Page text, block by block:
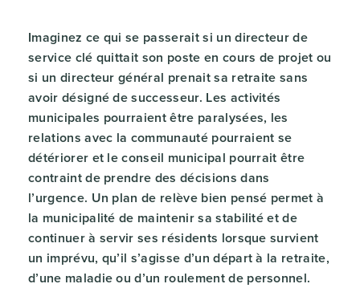
Imaginez ce qui se passerait si un directeur de
service clé quittait son poste en cours de projet ou
si un directeur général prenait sa retraite sans
avoir désigné de successeur. Les activités
municipales pourraient être paralysées, les
relations avec la communauté pourraient se
détériorer et le conseil municipal pourrait être
contraint de prendre des décisions dans
l’urgence. Un plan de relève bien pensé permet à
la municipalité de maintenir sa stabilité et de
continuer à servir ses résidents lorsque survient
un imprévu, qu’il s’agisse d’un départ à la retraite,
d’une maladie ou d’un roulement de personnel.